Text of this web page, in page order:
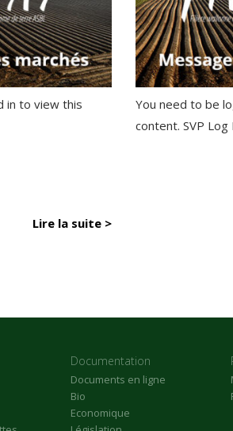
in to view this
Lire la suite >
You need to be
content. SVP
Documentation
Documents en ligne
Bio
Economique